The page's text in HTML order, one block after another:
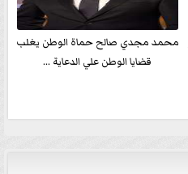
محمد مجدي صالح حماة الوطن يغلب
قضايا الوطن علي الدعاية ...